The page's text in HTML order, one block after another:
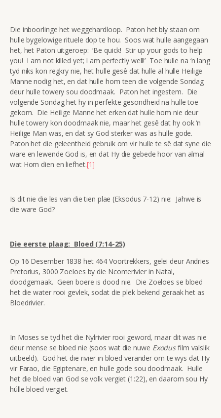
Die inboorlinge het weggehardloop. Paton het bly staan om
hulle bygelowige rituele dop te hou. Soos wat hulle aangegaan
het, het Paton uitgeroep: ‘Be quick! Stir up your gods to help
you! I am not killed yet; I am perfectly well!’ Toe hulle na ‘n lang
tyd niks kon regkry nie, het hulle gesê dat hulle al hulle Heilige
Manne nodig het, en dat hulle hom teen die volgende Sondag
deur hulle towery sou doodmaak. Paton het ingestem. Die
volgende Sondag het hy in perfekte gesondheid na hulle toe
gekom. Die Heilige Manne het erken dat hulle hom nie deur
hulle towery kon doodmaak nie, maar het gesê dat hy ook ‘n
Heilige Man was, en dat sy God sterker was as hulle gode.
Paton het die geleentheid gebruik om vir hulle te sê dat syne die
ware en lewende God is, en dat Hy die gebede hoor van almal
wat Hom dien en liefhet.[1]
Is dit nie die les van die tien plae (Eksodus 7-12) nie: Jahwe is
die ware God?
Die eerste plaag: Bloed (7:14-25)
Op 16 Desember 1838 het 464 Voortrekkers, gelei deur Andries
Pretorius, 3000 Zoeloes by die Ncomerivier in Natal,
doodgemaak. Geen boere is dood nie. Die Zoeloes se bloed
het die water rooi gevlek, sodat die plek bekend geraak het as
Bloedrivier.
In Moses se tyd het die Nylrivier rooi geword, maar dit was nie
deur mense se bloed nie (soos wat die nuwe Exodusfilm valslik
uitbeeld). God het die rivier in bloed verander om te wys dat Hy
vir Farao, die Egiptenare, en hulle gode sou doodmaak. Hulle
het die bloed van God se volk vergiet (1:22), en daarom sou Hy
húlle bloed vergiet.